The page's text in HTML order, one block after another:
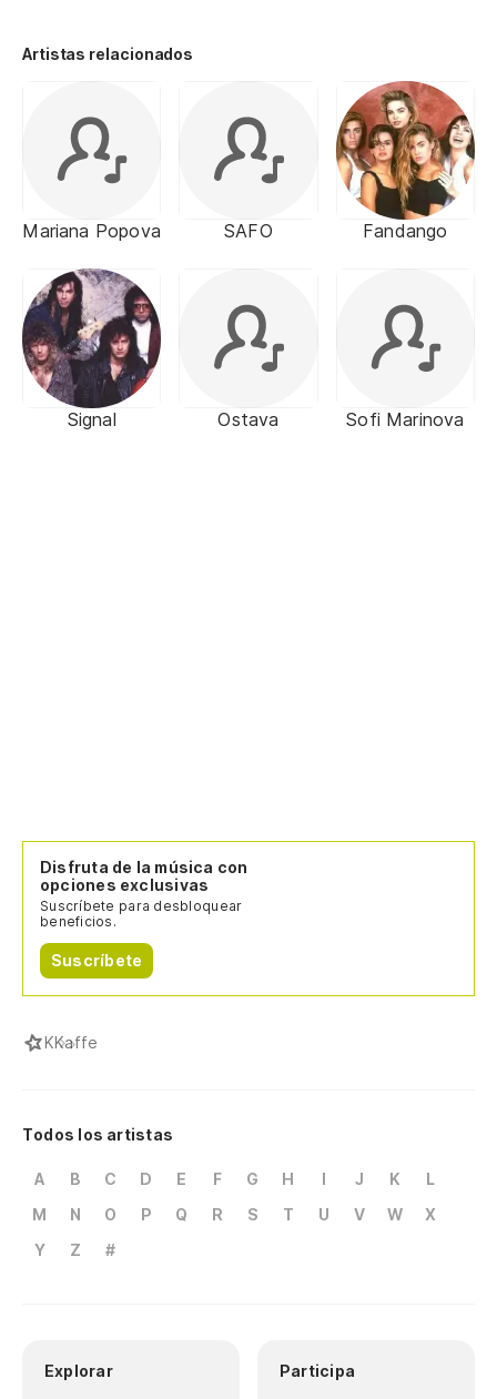
Artistas relacionados
Mariana Popova SAFO Fandango
Signal Ostava Sofi Marinova
Disfruta de la música con
opciones exclusivas
Suscríbete para desbloquear
beneficios.
Suscríbete
KKaffe
Todos los artistas
A B C D E F G H I J K
L
M
N O P Q R S T U V W
X
Y
Z #
Explorar Participa